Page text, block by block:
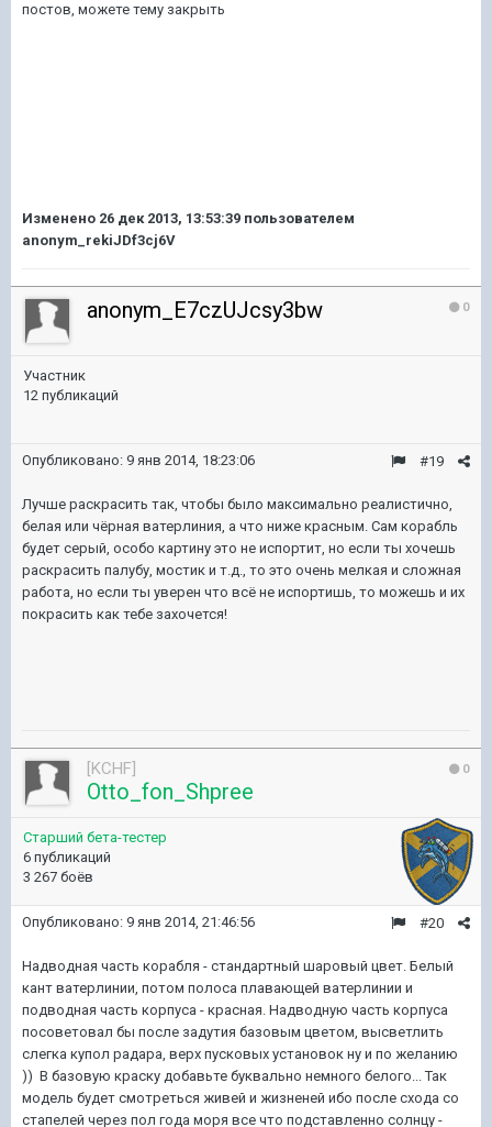
постов, можете тему закрыть
Изменено 26 дек 2013, 13:53:39 пользователем
anonym_rekiJDf3cj6V
0
anonym_E7czUJcsy3bw
Участник
12 публикаций
#19
Опубликовано: 9 янв 2014, 18:23:06
Лучше раскрасить так, чтобы было максимально реалистично,
белая или чёрная ватерлиния, а что ниже красным. Сам корабль
будет серый, особо картину это не испортит, но если ты хочешь
раскрасить палубу, мостик и т.д., то это очень мелкая и сложная
работа, но если ты уверен что всё не испортишь, то можешь и их
покрасить как тебе захочется!
0
[KCHF]
Otto_fon_Shpree
Старший бета-тестер
6 публикаций
3 267 боёв
#20
Опубликовано: 9 янв 2014, 21:46:56
Надводная часть корабля - стандартный шаровый цвет. Белый
кант ватерлинии, потом полоса плавающей ватерлинии и
подводная часть корпуса - красная. Надводную часть корпуса
посоветовал бы после задутия базовым цветом, высветлить
слегка купол радара, верх пусковых установок ну и по желанию
)) В базовую краску добавьте буквально немного белого... Так
модель будет смотреться живей и жизненей ибо после схода со
стапелей через пол года моря все что подставленно солнцу -